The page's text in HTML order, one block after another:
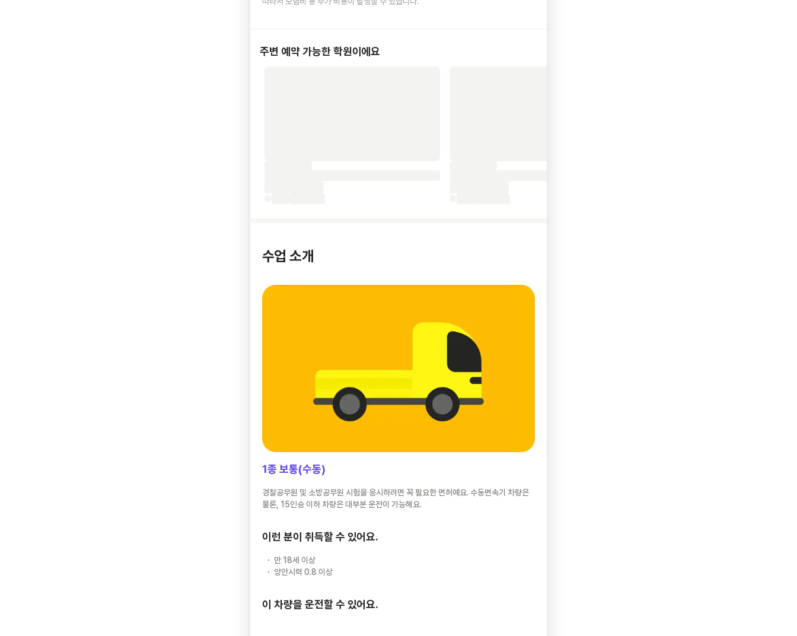
주변 예약 가능한 학원이에요
수업 소개
1종 보통(수동)
경찰공무원 및 소방공무원 시험을 응시하려면 꼭 필요한 면허예요. 수동변속기 차량은
물론, 15인승 이하 차량은 대부분 운전이 가능해요.
이런 분이 취득할 수 있어요.
만 18세 이상
양안시력 0.8 이상
이 차량을 운전할 수 있어요.